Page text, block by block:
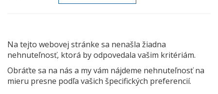
Na tejto webovej stránke sa nenašla žiadna
nehnuteľnosť, ktorá by odpovedala vašim kritériám.
Obráťte sa na nás a my vám nájdeme nehnuteľnosť na
mieru presne podľa vašich špecifických preferencií.